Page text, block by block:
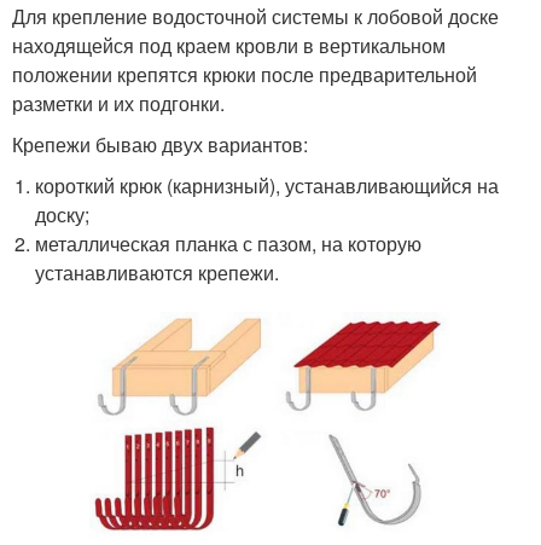
Для крепление водосточной системы к лобовой доске
находящейся под краем кровли в вертикальном
положении крепятся крюки после предварительной
разметки и их подгонки.
Крепежи бываю двух вариантов:
короткий крюк (карнизный), устанавливающийся на
доску;
металлическая планка с пазом, на которую
устанавливаются крепежи.